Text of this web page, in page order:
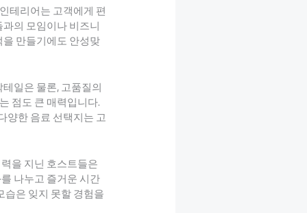
테리어는 고객에게 편
의 모임이나 비즈니
만들기에도 안성맞
일은 물론, 고품질의
점도 큰 매력입니다.
양한 음료 선택지는 고
을 지닌 호스트들은
나누고 즐거운 시간
은 잊지 못할 경험을